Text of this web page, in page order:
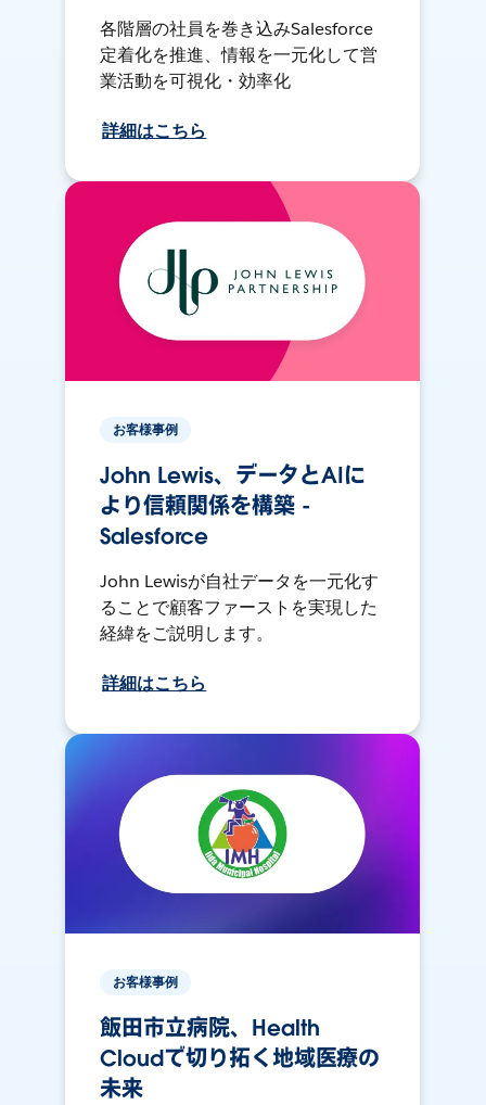
各階層の社員を巻き込みSalesforce
定着化を推進、情報を一元化して営
業活動を可視化・効率化
詳細はこちら
お客様事例
John Lewis、データとAIに
より信頼関係を構築 -
Salesforce
John Lewisが自社データを一元化す
ることで顧客ファーストを実現した
経緯をご説明します。
詳細はこちら
お客様事例
飯田市立病院、Health
Cloudで切り拓く地域医療の
未来